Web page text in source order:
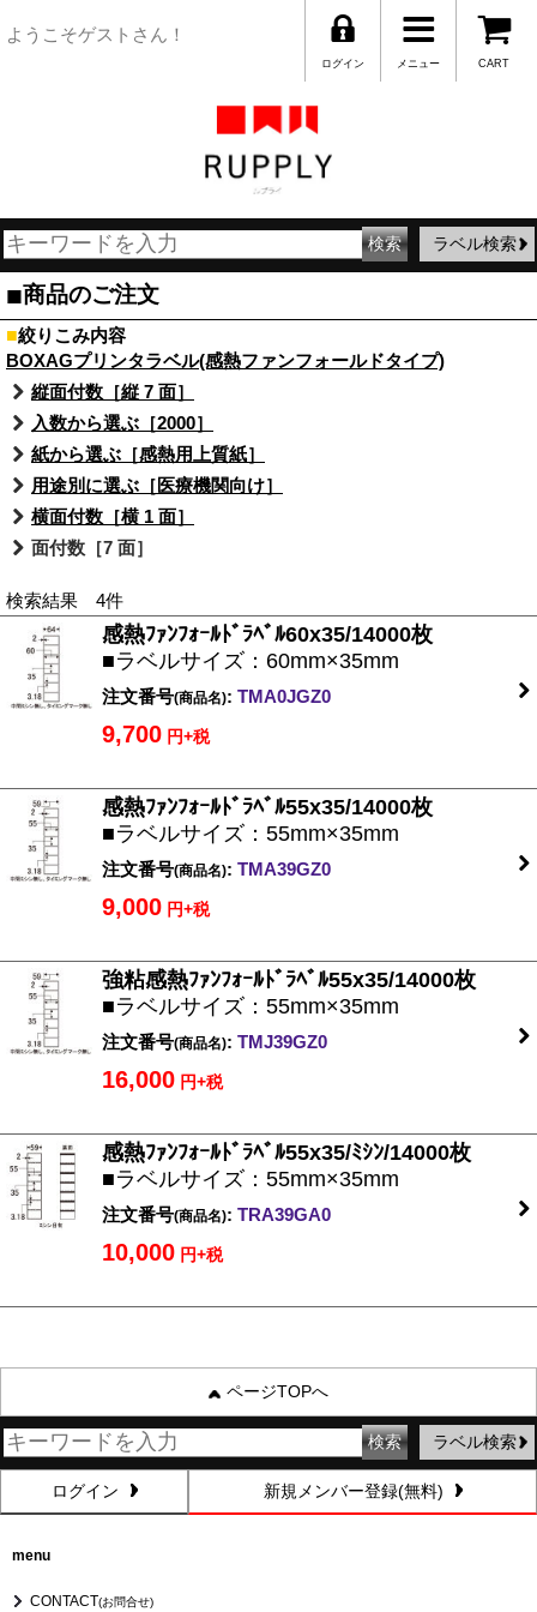
ようこそゲストさん！
CART
メニュー
ログイン
ラベル検索
■商品のご注文
■絞りこみ内容
BOXAGプリンタラベル(感熱ファンフォールドタイプ)
縦面付数［縦 7 面］
入数から選ぶ［2000］
紙から選ぶ［感熱用上質紙］
用途別に選ぶ［医療機関向け］
横面付数［横 1 面］
面付数［7 面］
検索結果 4件
感熱ﾌｧﾝﾌｫｰﾙﾄﾞﾗﾍﾞﾙ60x35/14000枚
■ラベルサイズ：60mm×35mm
注文番号(商品名): TMA0JGZ0
9,700 円+税
感熱ﾌｧﾝﾌｫｰﾙﾄﾞﾗﾍﾞﾙ55x35/14000枚
■ラベルサイズ：55mm×35mm
注文番号(商品名): TMA39GZ0
9,000 円+税
強粘感熱ﾌｧﾝﾌｫｰﾙﾄﾞﾗﾍﾞﾙ55x35/14000枚
■ラベルサイズ：55mm×35mm
注文番号(商品名): TMJ39GZ0
16,000 円+税
感熱ﾌｧﾝﾌｫｰﾙﾄﾞﾗﾍﾞﾙ55x35/ﾐｼﾝ/14000枚
■ラベルサイズ：55mm×35mm
注文番号(商品名): TRA39GA0
10,000 円+税
ページTOPへ
ラベル検索
ログイン 新規メンバー登録(無料)
menu
CONTACT(お問合せ)